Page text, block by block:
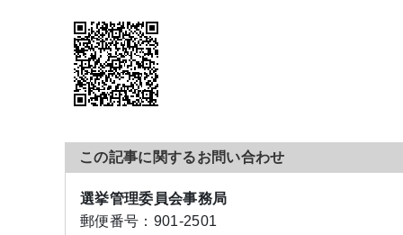
この記事に関するお問い合わせ
選挙管理委員会事務局
郵便番号： 901-2501